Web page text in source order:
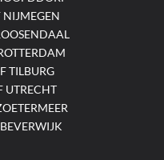
NIJMEGEN
TILBURG
UTRECHT